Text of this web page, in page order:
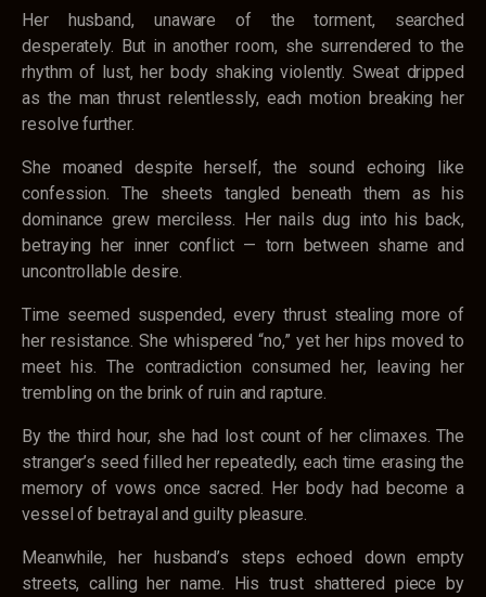
Her husband, unaware of the torment, searched
desperately. But in another room, she surrendered to the
rhythm of lust, her body shaking violently. Sweat dripped
as the man thrust relentlessly, each motion breaking her
resolve further.
She moaned despite herself, the sound echoing like
confession. The sheets tangled beneath them as his
dominance grew merciless. Her nails dug into his back,
betraying her inner conflict — torn between shame and
uncontrollable desire.
Time seemed suspended, every thrust stealing more of
her resistance. She whispered “no,” yet her hips moved to
meet his. The contradiction consumed her, leaving her
trembling on the brink of ruin and rapture.
By the third hour, she had lost count of her climaxes. The
stranger’s seed filled her repeatedly, each time erasing the
memory of vows once sacred. Her body had become a
vessel of betrayal and guilty pleasure.
Meanwhile, her husband’s steps echoed down empty
streets, calling her name. His trust shattered piece by